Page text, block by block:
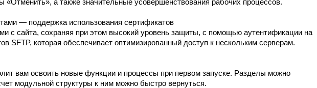
«Отменить», а также значительные усовершенствования рабочих процессов.
— поддержка использования сертификатов
с сайта, сохраняя при этом высокий уровень защиты, с помощью аутентификации на
SFTP, которая обеспечивает оптимизированный доступ к нескольким серверам.
вам освоить новые функции и процессы при первом запуске. Разделы можно
модульной структуры к ним можно быстро вернуться.